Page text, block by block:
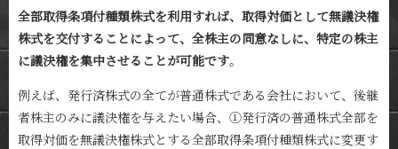
全部取得条項付種類株式を利用すれば、取得対価として無議決権
株式を交付することによって、全株主の同意なしに、特定の株主
に議決権を集中させることが可能です。
例えば、発行済株式の全てが普通株式である会社において、後継
者株主のみに議決権を与えたい場合、①発行済の普通株式全部を
取得対価を無議決権株式とする全部取得条項付種類株式に変更す